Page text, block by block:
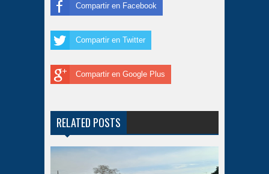
Compartir en Facebook
Compartir en Twitter
Compartir en Google Plus
RELATED POSTS